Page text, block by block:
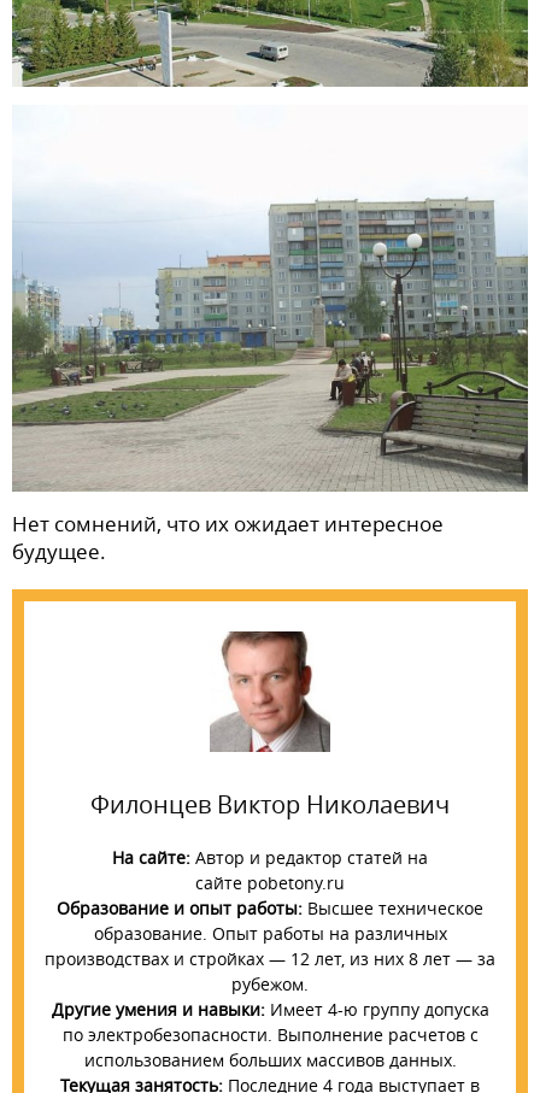
Нет сомнений, что их ожидает интересное
будущее.
Филонцев Виктор Николаевич
На сайте: Автор и редактор статей на
сайте pobetony.ru
Образование и опыт работы: Высшее техническое
образование. Опыт работы на различных
производствах и стройках — 12 лет, из них 8 лет — за
рубежом.
Другие умения и навыки:Имеет 4-ю группу допуска
по электробезопасности. Выполнение расчетов с
использованием больших массивов данных.
Текущая занятость: Последние 4 года выступает в